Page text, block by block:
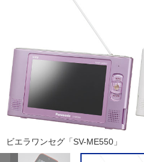
ビエラワンセグ「SV-ME550」